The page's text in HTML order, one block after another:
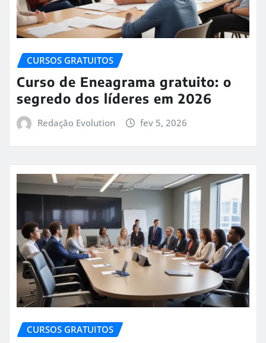
CURSOS GRATUITOS
Curso de Eneagrama gratuito: o
segredo dos líderes em 2026
Redação Evolution fev 5, 2026
CURSOS GRATUITOS